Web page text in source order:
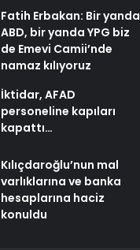
Fatih Erbakan: Bir yanda
ABD, bir yanda YPG biz
de Emevi Camii’nde
namaz kılıyoruz
İktidar, AFAD
personeline kapıları
kapattı…
Kılıçdaroğlu’nun mal
varlıklarına ve banka
hesaplarına haciz
konuldu